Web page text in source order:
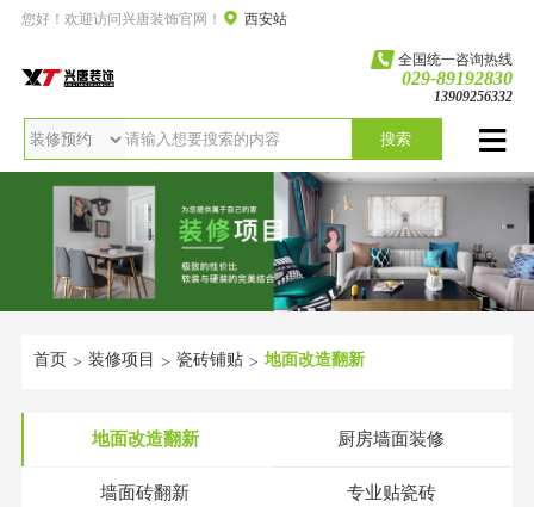
您好！欢迎访问兴唐装饰官网！ 西安站
全国统一咨询热线
029-89192830
13909256332
搜索
首页 > 装修项目 > 瓷砖铺贴 > 地面改造翻新
地面改造翻新 厨房墙面装修
墙面砖翻新 专业贴瓷砖